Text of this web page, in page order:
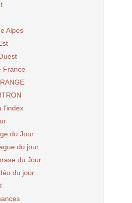
Alpes
France
l’index
du Jour
du jour
du Jour
du jour